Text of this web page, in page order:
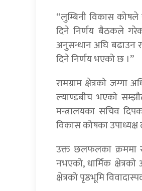
“लुम्बिनी विकास कोषले
दिने निर्णय बैठकले
अनुुसन्धान अघि बढाउन
दिने निर्णय भएको छ ।”
रामग्राम क्षेत्रको जग्गा
ल्याण्डबीच भएको
मन्त्रालयका सचिव
विकास कोषका
उक्त छलफलका क्रममा
नभएको, धार्मिक
क्षेत्रको पृष्ठभूमि